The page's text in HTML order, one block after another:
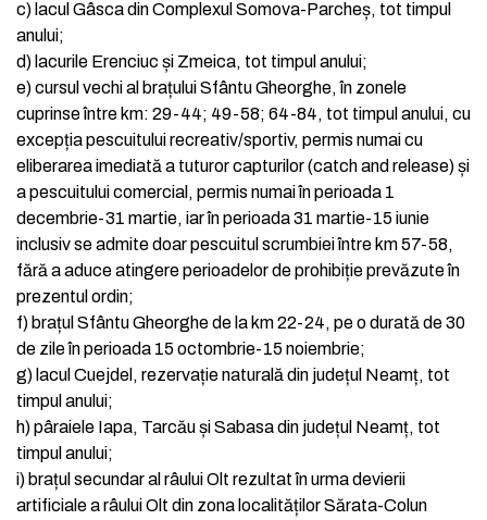
c) lacul Gâsca din Complexul Somova-Parcheș, tot timpul
anului;
d) lacurile Erenciuc și Zmeica, tot timpul anului;
e)cursul vechi al brațului Sfântu Gheorghe, în zonele
cuprinse între km: 29-44; 49-58; 64-84, tot timpul anului, cu
excepția pescuitului recreativ/sportiv, permis numai cu
eliberarea imediată a tuturor capturilor (catch and release) și
a pescuitului comercial, permis numai în perioada 1
decembrie-31 martie, iar în perioada 31 martie-15 iunie
inclusiv se admite doar pescuitul scrumbiei între km 57-58,
fără a aduce atingere perioadelor de prohibiție prevăzute în
prezentul ordin;
f) brațul Sfântu Gheorghe de la km 22-24, pe o durată de 30
de zile în perioada 15 octombrie-15 noiembrie;
g) lacul Cuejdel, rezervație naturală din județul Neamț, tot
timpul anului;
h)pâraiele Iapa, Tarcău și Sabasa din județul Neamț, tot
timpul anului;
i) brațul secundar al râului Olt rezultat în urma devierii
artificiale a râului Olt din zona localităților Sărata-Colun